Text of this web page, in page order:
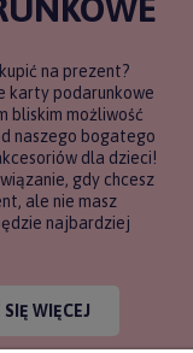
na prezent?
karty podarunkowe
bliskim możliwość
naszego bogatego
dla dzieci!
gdy chcesz
ale nie masz
najbardziej
WIĘCEJ